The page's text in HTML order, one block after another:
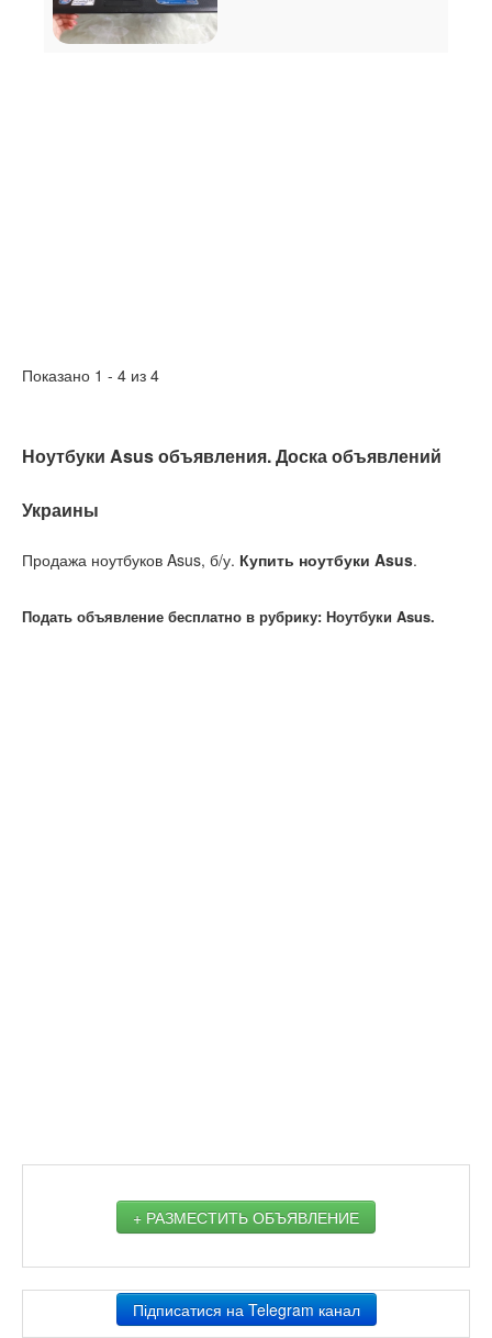
Показано 1 - 4 из 4
Ноутбуки Asus объявления. Доска объявлений
Украины
Продажа ноутбуков Asus, б/у. Купить ноутбуки Asus.
Подать объявление бесплатно в рубрику: Ноутбуки Asus.
+ РАЗМЕСТИТЬ ОБЪЯВЛЕНИЕ
Підписатися на Telegram канал